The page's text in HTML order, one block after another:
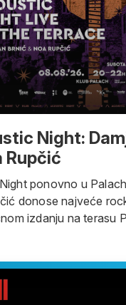
Night:
Rupčić
ponovno u
donose najveće
izdanju na terasu